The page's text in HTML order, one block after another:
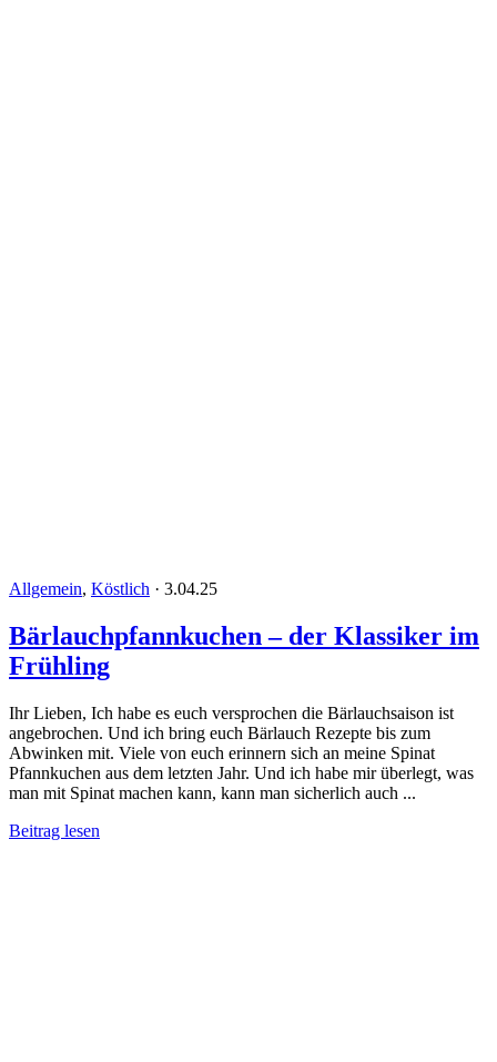
Allgemein, Köstlich · 3.04.25
Bärlauchpfannkuchen – der Klassiker im
Frühling
Ihr Lieben, Ich habe es euch versprochen die Bärlauchsaison ist
angebrochen. Und ich bring euch Bärlauch Rezepte bis zum
Abwinken mit. Viele von euch erinnern sich an meine Spinat
Pfannkuchen aus dem letzten Jahr. Und ich habe mir überlegt, was
man mit Spinat machen kann, kann man sicherlich auch ...
Beitrag lesen